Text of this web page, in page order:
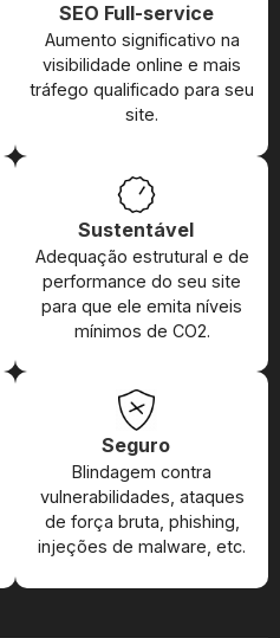
SEO Full-service
Aumento significativo na
visibilidade online e mais
tráfego qualificado para seu
site.
Sustentável
Adequação estrutural e de
performance do seu site
para que ele emita níveis
mínimos de CO2.
Seguro
Blindagem contra
vulnerabilidades, ataques
de força bruta, phishing,
injeções de malware, etc.